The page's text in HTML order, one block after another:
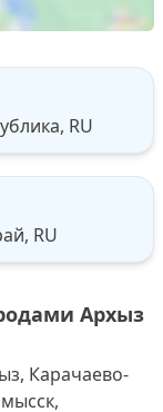
RU
RU
Архыз
Карачаево-